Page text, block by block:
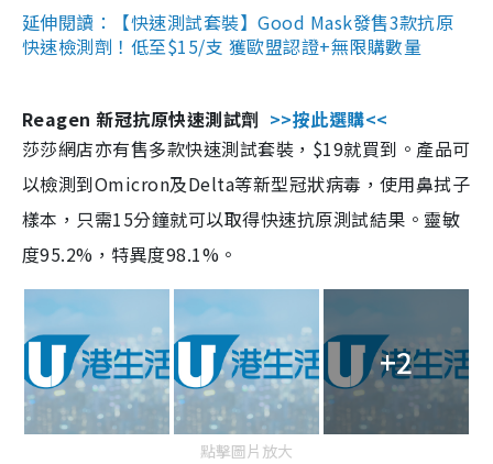
延伸閱讀：【快速測試套裝】Good Mask發售3款抗原
快速檢測劑！低至$15/支 獲歐盟認證+無限購數量
Reagen 新冠抗原快速測試劑 >>按此選購<<
莎莎網店亦有售多款快速測試套裝，$19就買到。產品可
以檢測到Omicron及Delta等新型冠狀病毒，使用鼻拭子
樣本，只需15分鐘就可以取得快速抗原測試結果。靈敏
度95.2%，特異度98.1%。
+2
點擊圖片放大